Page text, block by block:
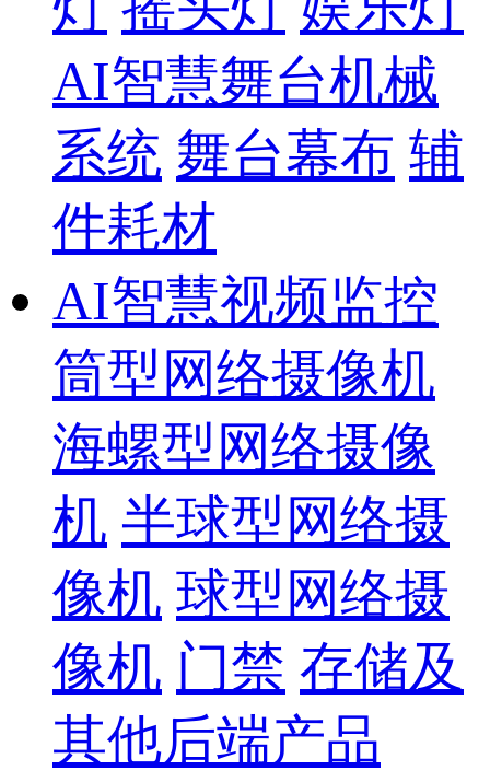
AI智慧舞台机械
系统 舞台幕布 辅
件耗材
AI智慧视频监控
筒型网络摄像机
海螺型网络摄像
机 半球型网络摄
像机 球型网络摄
像机 门禁 存储及
其他后端产品